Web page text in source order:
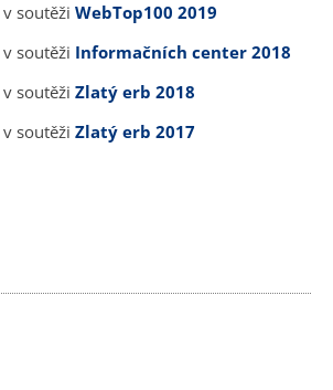
v soutěži WebTop100 2019
v soutěži Informačních center 2018
v soutěži Zlatý erb 2018
v soutěži Zlatý erb 2017